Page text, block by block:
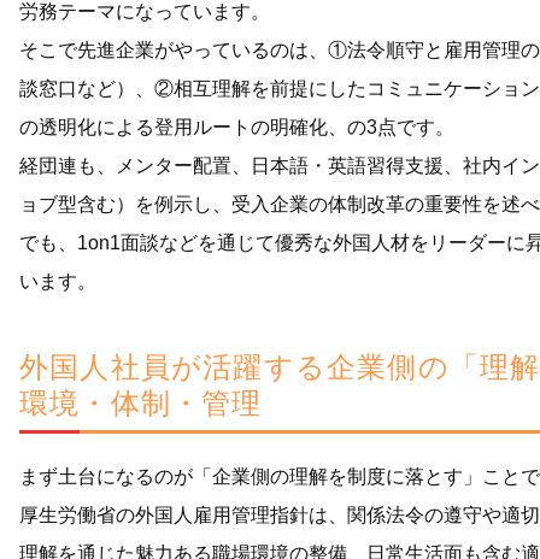
労務テーマになっています。
そこで先進企業がやっているのは、①法令順守と雇用管理
談窓口など）、②相互理解を前提にしたコミュニケーショ
の透明化による登用ルートの明確化、の3点です。
経団連も、メンター配置、日本語・英語習得支援、社内イ
ョブ型含む）を例示し、受入企業の体制改革の重要性を述
でも、1on1面談などを通じて優秀な外国人材をリーダーに
います。
外国人社員が活躍する企業側の「理
環境・体制・管理
まず土台になるのが「企業側の理解を制度に落とす」こと
厚生労働省の外国人雇用管理指針は、関係法令の遵守や適
理解を通じた魅力ある職場環境の整備、日常生活面も含む